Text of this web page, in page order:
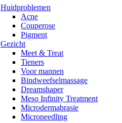
Huidproblemen
Acne
Couperose
Pigment
Gezicht
Meet & Treat
Tieners
Voor mannen
Bindweefselmassage
Dreamshaper
Meso Infinity Treatment
Microdermabrasie
Microneedling